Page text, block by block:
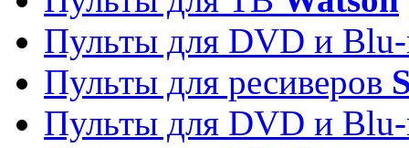
Пульты для DVD и
Пульты для ресиверов
Пульты для DVD и